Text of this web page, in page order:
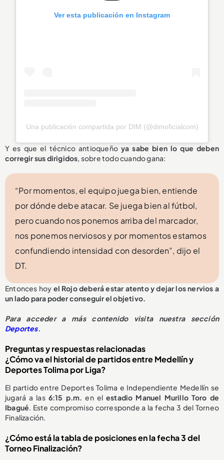
Ver esta publicación en Instagram
Una publicación compartida por DIM (@dimoficialcom)
Y es que el técnico antioqueño ya sabe bien lo que deben
corregir sus dirigidos , sobre todo cuando gana:
“Por momentos, el equipo juega bien, entiende
por dónde debe atacar. Se juega bien al fútbol,
pero cuando nos ponemos arriba del marcador,
nos ponemos nerviosos y por momentos estamos
confundiendo intensidad con desorden”, dijo el
DT.
Entonces hoy el Rojo deberá estar atento y dejar los nervios a
un lado para poder conseguir el objetivo.
Para acceder a más contenido visita nuestra sección
Deportes.
Preguntas y respuestas relacionadas
¿Cómo va el historial de partidos entre Medellín y
Deportes Tolima por Liga?
El partido entre Deportes Tolima e Independiente Medellín se
jugará a las 6:15 p.m. en elestadio Manuel Murillo Toro de
Ibagué . Este compromiso corresponde a la fecha 3 del Torneo
Finalización.
¿Cómo está la tabla de posiciones en la fecha 3 del
Torneo Finalización?